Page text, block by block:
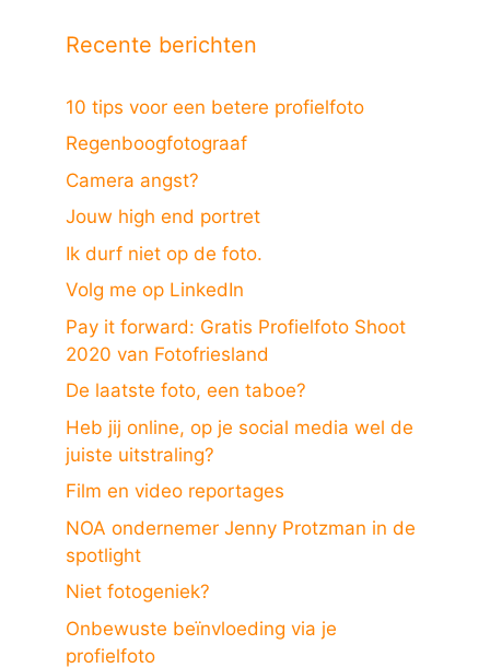
Recente berichten
10 tips voor een betere profielfoto
Regenboogfotograaf
Camera angst?
Jouw high end portret
Ik durf niet op de foto.
Volg me op LinkedIn
Pay it forward: Gratis Profielfoto Shoot
2020 van Fotofriesland
De laatste foto, een taboe?
Heb jij online, op je social media wel de
juiste uitstraling?
Film en video reportages
NOA ondernemer Jenny Protzman in de
spotlight
Niet fotogeniek?
Onbewuste beïnvloeding via je
profielfoto